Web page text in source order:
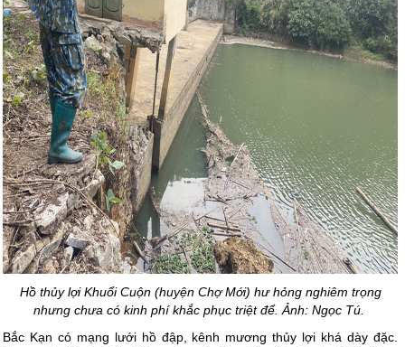
Hồ thủy lợi Khuổi Cuộn (huyện Chợ Mới) hư hỏng nghiêm trọng
nhưng chưa có kinh phí khắc phục triệt để. Ảnh: Ngọc Tú.
Bắc Kạn có mạng lưới hồ đập, kênh mương thủy lợi khá dày đặc.